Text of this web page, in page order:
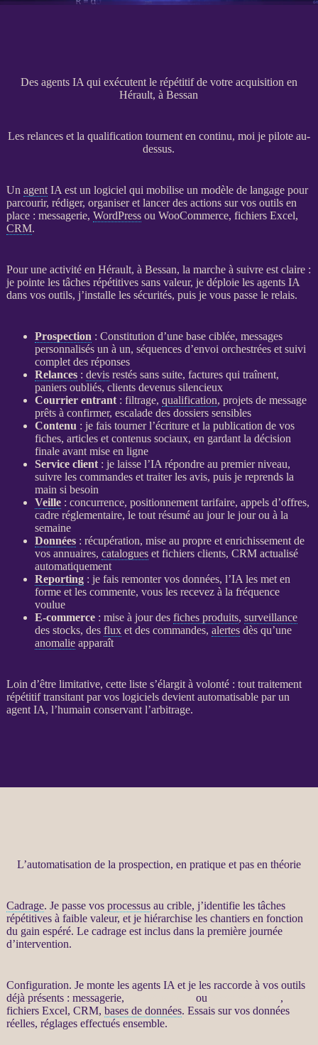
Des agents IA qui exécutent le répétitif de votre acquisition en
Hérault, à Bessan
Les relances et la qualification tournent en continu, moi je pilote au-
dessus.
Un agent IA est un logiciel qui mobilise un modèle de langage pour
parcourir, rédiger, organiser et lancer des actions sur vos outils en
place : messagerie, WordPressou WooCommerce, fichiers Excel,
CRM.
Pour une activité en Hérault, à Bessan, la marche à suivre est claire :
je pointe les tâches répétitives sans valeur, je déploie les agents IA
dans vos outils, j’installe les sécurités, puis je vous passe le relais.
Prospection : Constitution d’une base ciblée, messages
personnalisés un à un, séquences d’envoi orchestrées et suivi
complet des réponses
Relances: devisrestés sans suite, factures qui traînent,
paniers oubliés, clients devenus silencieux
Courrier entrant: filtrage, qualification, projets de message
prêts à confirmer, escalade des dossiers sensibles
Contenu : je fais tourner l’écriture et la publication de vos
fiches, articles et contenus sociaux, en gardant la décision
finale avant mise en ligne
Service client: je laisse l’IA répondre au premier niveau,
suivre les commandes et traiter les avis, puis je reprends la
main si besoin
Veille: concurrence, positionnement tarifaire, appels d’offres,
cadre réglementaire, le tout résumé au jour le jour ou à la
semaine
Données: récupération, mise au propre et enrichissement de
vos annuaires, catalogueset fichiers clients, CRMactualisé
automatiquement
Reporting: je fais remonter vos données, l’IA les met en
forme et les commente, vous les recevez à la fréquence
voulue
E-commerce: mise à jour des fiches produits, surveillance
des stocks, des fluxet des commandes, alertesdès qu’une
anomalieapparaît
Loin d’être limitative, cette liste s’élargit à volonté : tout traitement
répétitif transitant par vos logiciels devient automatisable par un
agent IA, l’humain conservant l’arbitrage.
L’automatisation de la prospection, en pratique et pas en théorie
Cadrage. Je passe vos processusau crible, j’identifie les tâches
répétitives à faible valeur, et je hiérarchise les chantiers en fonction
du gain espéré. Le cadrageest inclus dans la première journée
d’intervention.
Configuration. Je monte les agents IA et je les raccorde à vos outils
déjà présents : messagerie,
ou
,
fichiers Excel, CRM, bases de données. Essais sur vos données
réelles, réglages effectués ensemble.